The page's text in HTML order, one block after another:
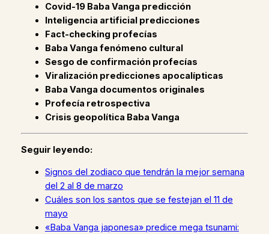
Covid-19 Baba Vanga predicción
Inteligencia artificial predicciones
Fact-checking profecías
Baba Vanga fenómeno cultural
Sesgo de confirmación profecías
Viralización predicciones apocalípticas
Baba Vanga documentos originales
Profecía retrospectiva
Crisis geopolítica Baba Vanga
Seguir leyendo:
Signos del zodiaco que tendrán la mejor semana
del 2 al 8 de marzo
Cuáles son los santos que se festejan el 11 de
mayo
«Baba Vanga japonesa» predice mega tsunami: